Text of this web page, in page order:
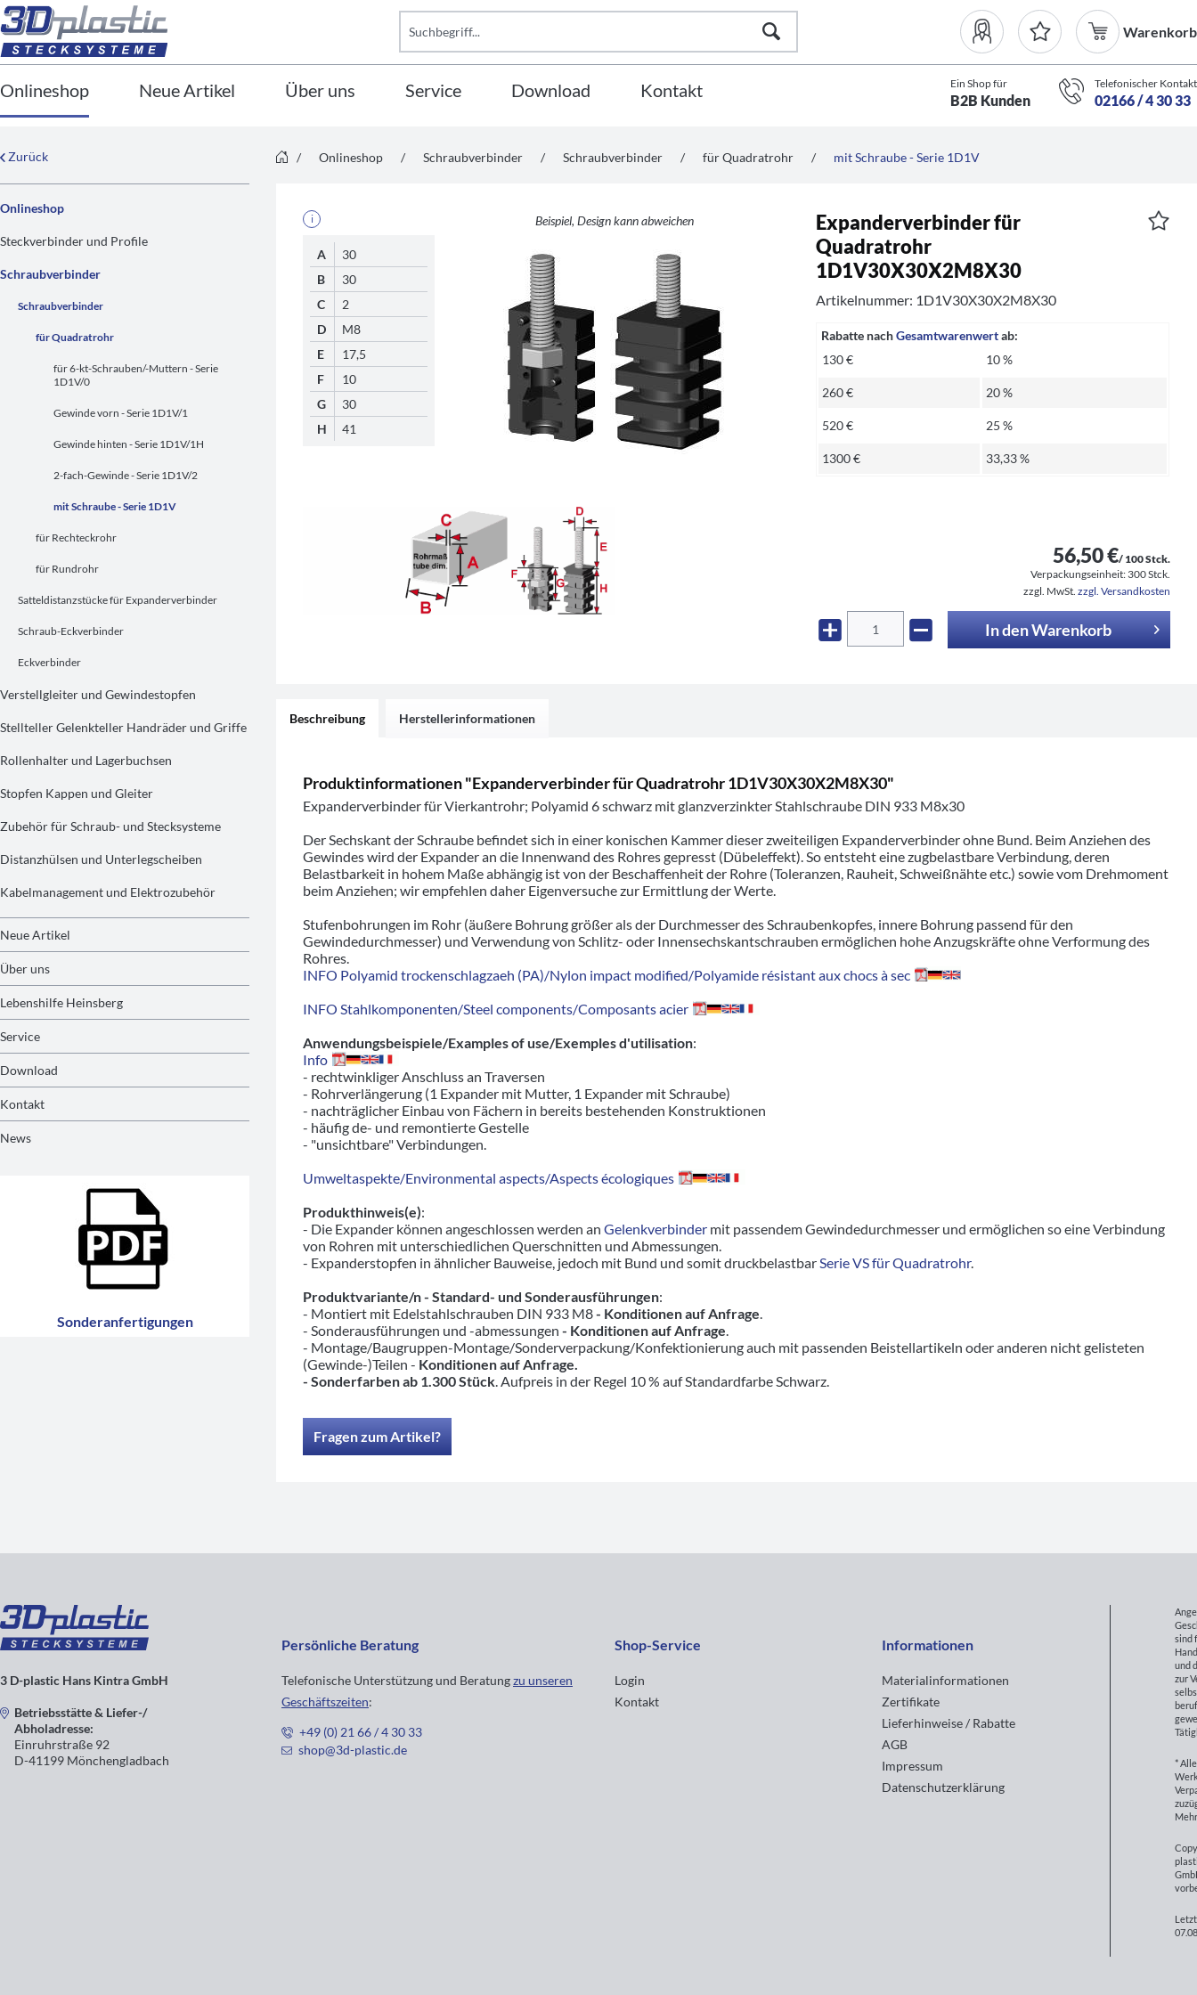
Warenkorb
Onlineshop Neue Artikel Über uns Service Download Kontakt Ein Shop für
B2B Kunden
Telefonischer Kontakt
02166 / 4 30 33
Zurück / Onlineshop / Schraubverbinder / Schraubverbinder / für Quadratrohr / mit Schraube - Serie 1D1V
Onlineshop
Steckverbinder und Profile
Schraubverbinder
Schraubverbinder
für Quadratrohr
für 6-kt-Schrauben/-Muttern - Serie
1D1V/0
Gewinde vorn - Serie 1D1V/1
Gewinde hinten - Serie 1D1V/1H
2-fach-Gewinde - Serie 1D1V/2
mit Schraube - Serie 1D1V
für Rechteckrohr
für Rundrohr
Satteldistanzstücke für Expanderverbinder
Schraub-Eckverbinder
Eckverbinder
Verstellgleiter und Gewindestopfen
Stellteller Gelenkteller Handräder und Griffe
Rollenhalter und Lagerbuchsen
Stopfen Kappen und Gleiter
Zubehör für Schraub- und Stecksysteme
Distanzhülsen und Unterlegscheiben
Kabelmanagement und Elektrozubehör
Neue Artikel
Über uns
Lebenshilfe Heinsberg
Service
Download
Kontakt
News
Sonderanfertigungen
i
A
30
B
30
C
2
D
M8
E
17,5
F
10
G
30
H
41
Beispiel, Design kann abweichen
Expanderverbinder für
Quadratrohr
1D1V30X30X2M8X30
Artikelnummer: 1D1V30X30X2M8X30
Rabatte nachGesamtwarenwertab:
130 €
10 %
260 € 20 %
520 € 25 %
1300 € 33,33 %
56,50 €/ 100 Stck.
Verpackungseinheit: 300 Stck.
zzgl. MwSt. zzgl. Versandkosten
In denWarenkorb
Beschreibung Herstellerinformationen
Produktinformationen "Expanderverbinder für Quadratrohr 1D1V30X30X2M8X30"
Expanderverbinder für Vierkantrohr; Polyamid 6 schwarz mit glanzverzinkter Stahlschraube DIN 933 M8x30
Der Sechskant der Schraube befindet sich in einer konischen Kammer dieser zweiteiligen Expanderverbinder ohne Bund. Beim Anziehen des
Gewindes wird der Expander an die Innenwand des Rohres gepresst (Dübeleffekt). So entsteht eine zugbelastbare Verbindung, deren
Belastbarkeit in hohem Maße abhängig ist von der Beschaffenheit der Rohre (Toleranzen, Rauheit, Schweißnähte etc.) sowie vom Drehmoment
beim Anziehen; wir empfehlen daher Eigenversuche zur Ermittlung der Werte.
Stufenbohrungen im Rohr (äußere Bohrung größer als der Durchmesser des Schraubenkopfes, innere Bohrung passend für den
Gewindedurchmesser) und Verwendung von Schlitz- oder Innensechskantschrauben ermöglichen hohe Anzugskräfte ohne Verformung des
Rohres.
INFO Polyamid trockenschlagzaeh (PA)/Nylon impact modified/Polyamide résistant aux chocs à sec
INFO Stahlkomponenten/Steel components/Composants acier
Anwendungsbeispiele/Examples of use/Exemples d'utilisation:
Info
- rechtwinkliger Anschluss an Traversen
- Rohrverlängerung (1 Expander mit Mutter, 1 Expander mit Schraube)
- nachträglicher Einbau von Fächern in bereits bestehenden Konstruktionen
- häufig de- und remontierte Gestelle
- "unsichtbare" Verbindungen.
Umweltaspekte/Environmental aspects/Aspects écologiques
Produkthinweis(e):
- Die Expander können angeschlossen werden an Gelenkverbinder mit passendem Gewindedurchmesser und ermöglichen so eine Verbindung
von Rohren mit unterschiedlichen Querschnitten und Abmessungen.
- Expanderstopfen in ähnlicher Bauweise, jedoch mit Bund und somit druckbelastbarSerie VS für Quadratrohr.
Produktvariante/n - Standard- und Sonderausführungen:
- Montiert mit Edelstahlschrauben DIN 933 M8- Konditionen auf Anfrage.
- Sonderausführungen und -abmessungen - Konditionen auf Anfrage.
- Montage/Baugruppen-Montage/Sonderverpackung/Konfektionierung auch mit passenden Beistellartikeln oder anderen nicht gelisteten
(Gewinde-)Teilen - Konditionen auf Anfrage.
- Sonderfarben ab 1.300 Stück. Aufpreis in der Regel 10 % auf Standardfarbe Schwarz.
Fragen zum Artikel?
3 D-plastic Hans Kintra GmbH
Betriebsstätte & Liefer-/
Abholadresse:
Einruhrstraße 92
D-41199 Mönchengladbach
Persönliche Beratung
Telefonische Unterstützung und Beratungzu unseren
Geschäftszeiten:
+49 (0) 21 66 / 4 30 33
shop@3d-plastic.de
Shop-Service
Login
Kontakt
Informationen
Materialinformationen
Zertifikate
Lieferhinweise / Rabatte
AGB
Impressum
Datenschutzerklärung
sind
und
zur
*